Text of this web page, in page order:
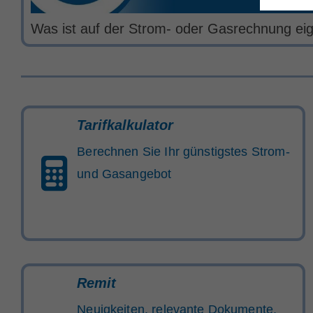
Was ist auf der Strom- oder Gasrechnung
Tarifkalkulator
Berechnen Sie Ihr günstigstes Strom-
und Gasangebot
Remit
Neuigkeiten, relevante Dokumente,